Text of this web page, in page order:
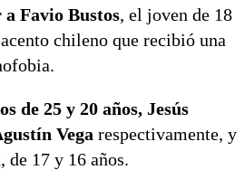
a Favio Bustos, el joven de 18
chileno que recibió una
de 25 y 20 años, Jesús
Vega respectivamente, y
de 17 y 16 años.